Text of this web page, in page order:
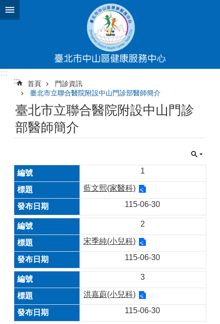
跳到主要內容區塊
:::
:::
首頁
門診資訊
臺北市立聯合醫院附設中山門診部醫師簡介
臺北市立聯合醫院附設中山門診
部醫師簡介
1
藍文熙(家醫科)
115-06-30
2
宋季純(小兒科)
115-06-30
3
洪嘉蔚(小兒科)
115-06-30